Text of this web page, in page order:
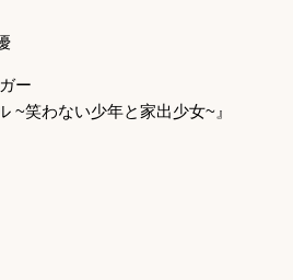
ー
~笑わない少年と家出少女~』